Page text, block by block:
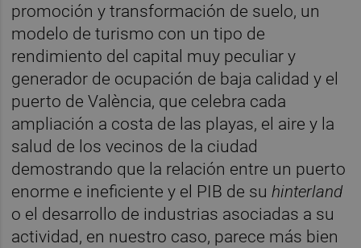
promoción y transformación de suelo, un
modelo de turismo con un tipo de
rendimiento del capital muy peculiar y
generador de ocupación de baja calidad y el
puerto de València, que celebra cada
ampliación a costa de las playas, el aire y la
salud de los vecinos de la ciudad
demostrando que la relación entre un puerto
enorme e ineficiente y el PIB de suhinterland
o el desarrollo de industrias asociadas a su
actividad, en nuestro caso, parece más bien